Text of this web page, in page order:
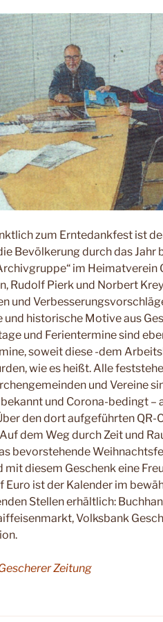
zum Erntedankfest ist
Bevölkerung durch das Jahr
im Heimat­verein
Rudolf Pierk und Norbert
und
und historische Motive aus
und Ferienter­mine sind
soweit diese -dem
wie es heißt. Alle
und Vereine
und Corona-bedingt –
den dort aufgeführten QR-
dem Weg durch Zeit und
be­vorstehende
mit diesem Geschenk eine
Euro ist der Ka­lender im
Stellen erhältlich:
Volksbank
Zeitung